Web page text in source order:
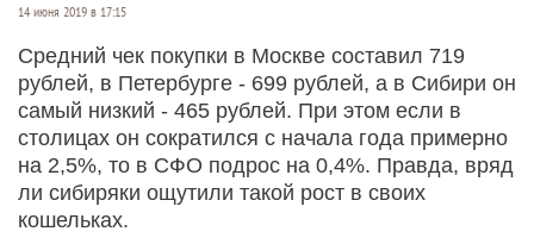
14 июня 2019 в 17:15
Средний чек покупки в Москве составил 719
рублей, в Петербурге - 699 рублей, а в Сибири он
самый низкий - 465 рублей. При этом если в
столицах он сократился с начала года примерно
на 2,5%, то в СФО подрос на 0,4%. Правда, вряд
ли сибиряки ощутили такой рост в своих
кошельках.